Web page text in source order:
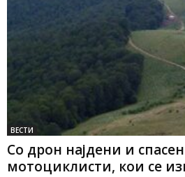
ВЕСТИ
Со дрон најдени и
мотоциклисти, кои се